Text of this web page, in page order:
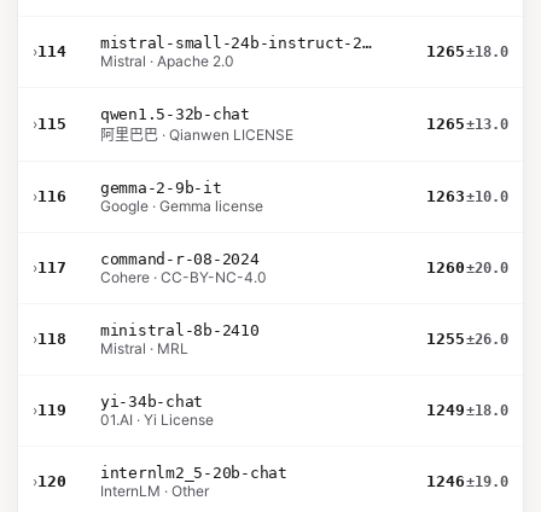
›114
mistral-small-24b-instruct-2501
Mistral · Apache 2.0
1265±18.0
›115
qwen1.5-32b-chat
阿里巴巴 · Qianwen LICENSE
1265±13.0
›116
gemma-2-9b-it
Google · Gemma license
1263±10.0
›117
command-r-08-2024
Cohere · CC-BY-NC-4.0
1260±20.0
›118
ministral-8b-2410
Mistral · MRL
1255±26.0
›119
yi-34b-chat
01.AI · Yi License
1249±18.0
›120
internlm2_5-20b-chat
InternLM · Other
1246±19.0